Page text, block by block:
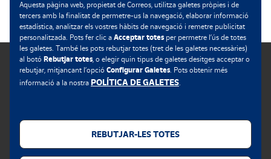
Avís legal
Aquesta pàgina web, propietat de Correos, utilitza galetes pròpies i de
tercers amb la finalitat de permetre-us la navegació, elaborar informació
estadística, analitzar els vostres hàbits de navegació i remetre publicitat
personalitzada. Pots fer clic a Acceptar totesper permetre l’ús de totes
les galetes. També les pots rebutjar totes (tret de les galetes necessàries)
al botó Rebutjar totes, o elegir quin tipus de galetes desitges acceptar o
rebutjar, mitjançant l’opció Configurar Galetes. Pots obtenir més
informació a la nostra POLÍTICA DE GALETES.
REBUTJAR-LES TOTES